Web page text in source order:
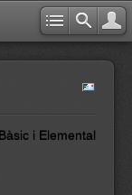
i Elemental